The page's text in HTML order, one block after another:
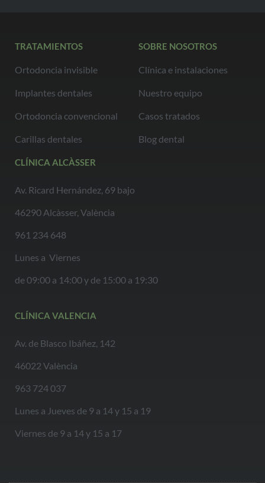
TRATAMIENTOS
Ortodoncia invisible
Implantes dentales
Ortodoncia convencional
Carillas dentales
SOBRE NOSOTROS
Clínica e instalaciones
Nuestro equipo
Casos tratados
Blog dental
CLÍNICA ALCÀSSER
Av. Ricard Hernández, 69 bajo
46290 Alcàsser, València
961 234 648
Lunes a Viernes
de 09:00 a 14:00 y de 15:00 a 19:30
CLÍNICA VALENCIA
Av. de Blasco Ibáñez, 142
46022 València
963 724 037
Lunes a Jueves de 9 a 14 y 15 a 19
Viernes de 9 a 14 y 15 a 17